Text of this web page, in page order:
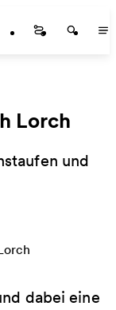
Startseite
Lorch
und
dabei eine